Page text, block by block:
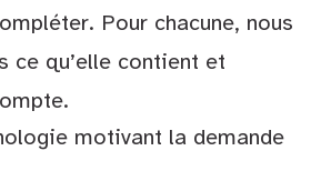
Pour chacune, nous
ce qu’elle contient et
motivant la demande